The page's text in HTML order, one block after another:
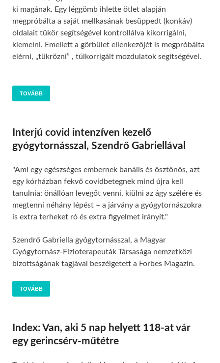
ki magának. Egy léggömb ihlette ötlet alapján
megpróbálta a saját mellkasának besüppedt (konkáv)
oldalait tükör segítségével kontrollálva kikorrigálni,
kiemelni. Emellett a görbület ellenkezőjét is megpróbálta
elérni, „tükrözni” , túlkorrigált mozdulatok segítségével.
TOVÁBB
Interjú covid intenzíven kezelő
gyógytornásszal, Szendrő Gabriellával
"Ami egy egészséges embernek banális és ösztönös, azt
egy kórházban fekvő covidbetegnek mind újra kell
tanulnia: önállóan levegőt venni, kiülni az ágy szélére és
megtenni néhány lépést – a járvány a gyógytornászokra
is extra terheket ró és extra figyelmet irányít."
Szendrő Gabriella gyógytornásszal, a Magyar
Gyógytornász-Fizioterapeuták Társasága nemzetközi
bizottságának tagjával beszélgetett a Forbes Magazin.
TOVÁBB
Index: Van, aki 5 nap helyett 118-at vár
egy gerincsérv-műtétre